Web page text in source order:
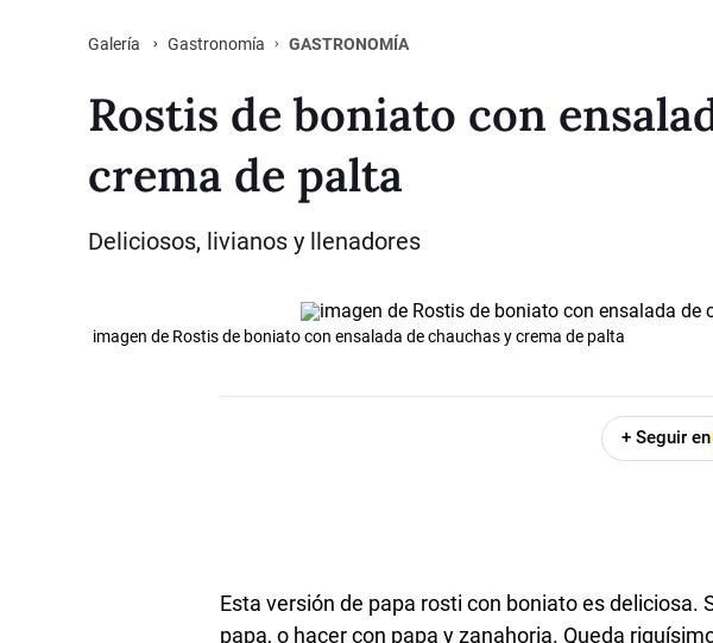
Galería Gastronomía GASTRONOMÍA
Rostis de boniato con
crema de palta
Deliciosos, livianos y llenadores
imagen de Rostis de boniato con ensalada de chauchas y crema de palta
+ Seguir en
Esta versión de papa rosti con boniato es deliciosa.
papa, o hacer con papa y zanahoria. Queda